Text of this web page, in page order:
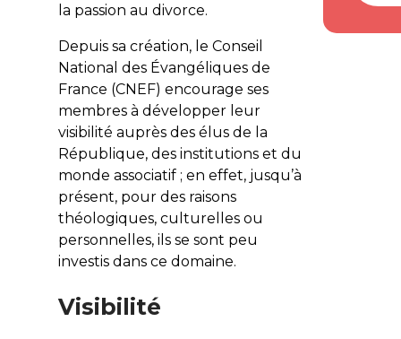
la passion au divorce.
Depuis sa création, le Conseil
National des Évangéliques de
France (CNEF) encourage ses
membres à développer leur
visibilité auprès des élus de la
République, des institutions et du
monde associatif ; en effet, jusqu’à
présent, pour des raisons
théologiques, culturelles ou
personnelles, ils se sont peu
investis dans ce domaine.
Visibilité